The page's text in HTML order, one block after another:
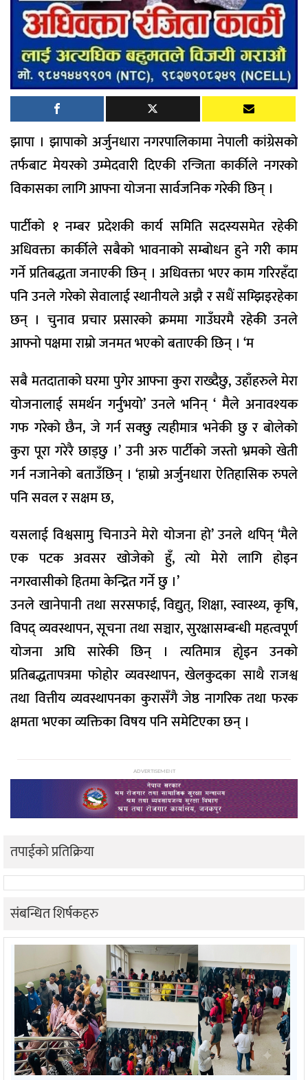
झापा । झापाको अर्जुनधारा नगरपालिकामा नेपाली कांग्रेसको
तर्फबाट मेयरको उम्मेदवारी दिएकी रन्जिता कार्कीले नगरको
विकासका लागि आफ्ना योजना सार्वजनिक गरेकी छिन् ।
पार्टीको १ नम्बर प्रदेशकी कार्य समिति सदस्यसमेत रहेकी
अधिवक्ता कार्कीले सबैको भावनाको सम्बोधन हुने गरी काम
गर्ने प्रतिबद्धता जनाएकी छिन् । अधिवक्ता भएर काम गरिरहँदा
पनि उनले गरेको सेवालाई स्थानीयले अझै र सधैं सम्झिइरहेका
छन् । चुनाव प्रचार प्रसारको क्रममा गाउँघरमै रहेकी उनले
आफ्नो पक्षमा राम्रो जनमत भएको बताएकी छिन् । ‘म
सबै मतदाताको घरमा पुगेर आफ्ना कुरा राख्दैछु, उहाँहरुले मेरा
योजनालाई समर्थन गर्नुभयो’ उनले भनिन् ‘ मैले अनावश्यक
गफ गरेको छैन, जे गर्न सक्छु त्यहीमात्र भनेकी छु र बोलेको
कुरा पूरा गरेरै छाड्छु ।’ उनी अरु पार्टीको जस्तो भ्रमको खेती
गर्न नजानेको बताउँछिन् । ‘हाम्रो अर्जुनधारा ऐतिहासिक रुपले
पनि सवल र सक्षम छ,
यसलाई विश्वसामु चिनाउने मेरो योजना हो’ उनले थपिन् ‘मैले
एक पटक अवसर खोजेको हुँ, त्यो मेरो लागि होइन
नगरवासीको हितमा केन्द्रित गर्ने छु ।’
उनले खानेपानी तथा सरसफाई, विद्युत्, शिक्षा, स्वास्थ्य, कृषि,
विपद् व्यवस्थापन, सूचना तथा सञ्चार, सुरक्षासम्बन्धी महत्वपूर्ण
योजना अघि सारेकी छिन् । त्यतिमात्र हाृेइन उनको
प्रतिबद्धतापत्रमा फोहोर व्यवस्थापन, खेलकुदका साथै राजश्व
तथा वित्तीय व्यवस्थापनका कुरासँगै जेष्ठ नागरिक तथा फरक
क्षमता भएका व्यक्तिका विषय पनि समेटिएका छन् ।
ADVERTISEMENT
तपाईको प्रतिक्रिया
संबन्धित शिर्षकहरु